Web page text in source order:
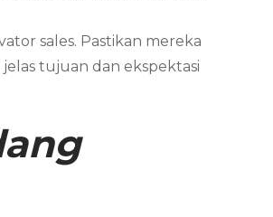
sales. Pastikan mereka
tujuan dan ekspektasi